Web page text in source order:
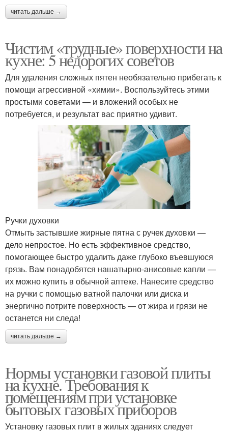
читать дальше →
Чистим «трудные» поверхности на
кухне: 5 недорогих советов
Для удаления сложных пятен необязательно прибегать к
помощи агрессивной «химии». Воспользуйтесь этими
простыми советами — и вложений особых не
потребуется, и результат вас приятно удивит.
Ручки духовки
Отмыть застывшие жирные пятна с ручек духовки —
дело непростое. Но есть эффективное средство,
помогающее быстро удалить даже глубоко въевшуюся
грязь. Вам понадобятся нашатырно-анисовые капли —
их можно купить в обычной аптеке. Нанесите средство
на ручки с помощью ватной палочки или диска и
энергично потрите поверхность — от жира и грязи не
останется ни следа!
читать дальше →
Нормы установки газовой плиты
на кухне. Требования к
помещениям при установке
бытовых газовых приборов
Установку газовых плит в жилых зданиях следует